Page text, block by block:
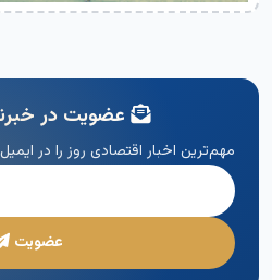
عضویت در
مهم‌ترین اخبار اقتصادی روز را در
عضویت